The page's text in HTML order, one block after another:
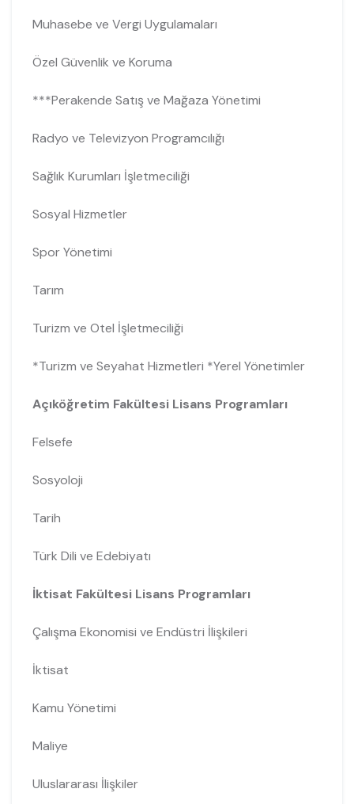
Muhasebe ve Vergi Uygulamaları
Özel Güvenlik ve Koruma
***Perakende Satış ve Mağaza Yönetimi
Radyo ve Televizyon Programcılığı
Sağlık Kurumları İşletmeciliği
Sosyal Hizmetler
Spor Yönetimi
Tarım
Turizm ve Otel İşletmeciliği
*Turizm ve Seyahat Hizmetleri *Yerel Yönetimler
Açıköğretim Fakültesi Lisans Programları
Felsefe
Sosyoloji
Tarih
Türk Dili ve Edebiyatı
İktisat Fakültesi Lisans Programları
Çalışma Ekonomisi ve Endüstri İlişkileri
İktisat
Kamu Yönetimi
Maliye
Uluslararası İlişkiler